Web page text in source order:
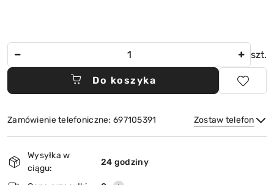
szt.
Do koszyka
Zamówienie telefoniczne: 697105391 Zostaw telefon
i
dostawa
Wysyłka w
ciągu:
24 godziny